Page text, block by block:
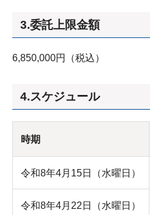
3.委託上限金額
6,850,000円（税込）
4.スケジュール
時期
令和8年4月15日（水曜日）
令和8年4月22日（水曜日）